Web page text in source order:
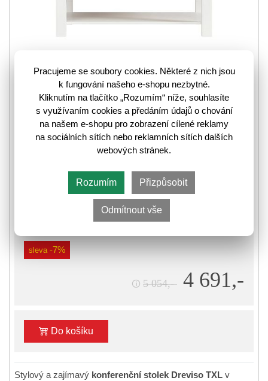
Stylový a zajímavý konferenční stolek Dreviso TXL v
úchvatné barevné kombinaci bílá a dub westminster odráží
trend skandinávského stylu. Dodáváno v demontu.…více
K odeslání do 14 pracovních dnů
Informace k odeslání zboží
sleva -7%
🛈 5 054,- 4 691,-
Do košíku
Stylový a zajímavý konferenční stolek Dreviso TXL v
Pracujeme se soubory cookies. Některé z nich jsou
k fungování našeho e-shopu nezbytné.
Kliknutím na tlačítko „Rozumím“ níže, souhlasíte
s využívaním cookies a předáním údajů o chování
na našem e-shopu pro zobrazení cílené reklamy
na sociálních sítích nebo reklamních sítích dalších
webových stránek.
Rozumím Přizpůsobit
Odmítnout vše